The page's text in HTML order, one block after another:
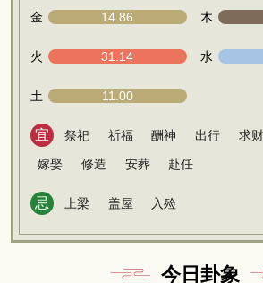
金 14.86 木
火 31.14 水
土 11.00
宜 祭祀 祈福 酬神 出行 求财
嫁娶
修造 安葬 赴任
忌 上梁 盖屋 入殓
今日卦象